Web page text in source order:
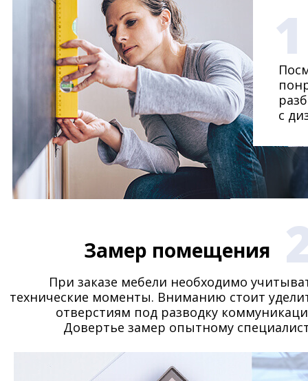
1
с
При заказе мебели необходимо
технические моменты. Вниманию стоит
отверстиям под разводку
Довертье замер опытному
Замер помещения